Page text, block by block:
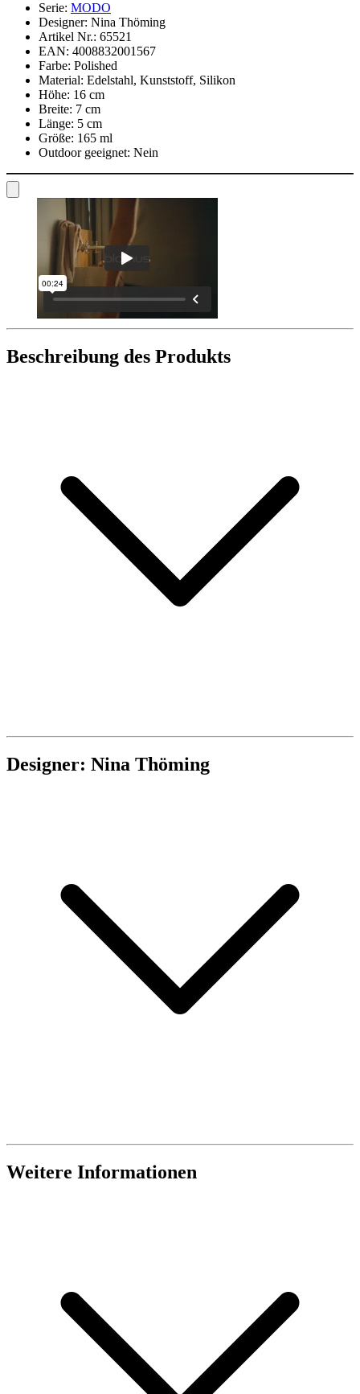
Serie: MODO
Designer: Nina Thöming
Artikel Nr.: 65521
EAN: 4008832001567
Farbe: Polished
Material: Edelstahl, Kunststoff, Silikon
Höhe: 16 cm
Breite: 7 cm
Länge: 5 cm
Größe: 165 ml
Outdoor geeignet: Nein
Beschreibung des Produkts
Designer: Nina Thöming
Weitere Informationen